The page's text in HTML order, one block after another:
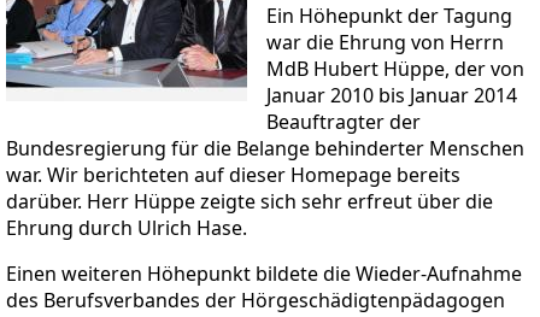
Ein Höhepunkt der Tagung
war die Ehrung von Herrn
MdB Hubert Hüppe, der von
Januar 2010 bis Januar 2014
Beauftragter der
Bundesregierung für die Belange behinderter Menschen
war. Wir berichteten auf dieser Homepage bereits
darüber. Herr Hüppe zeigte sich sehr erfreut über die
Ehrung durch Ulrich Hase.
Einen weiteren Höhepunkt bildete die Wieder-Aufnahme
des Berufsverbandes der Hörgeschädigtenpädagogen